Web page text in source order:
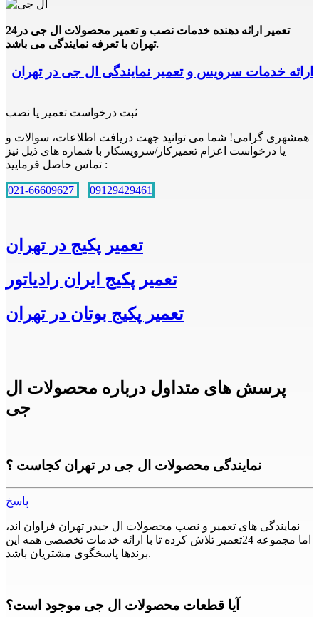
24تعمیر ارائه دهنده خدمات نصب و تعمیر محصولات ال جی در
تهران با تعرفه نمایندگی می باشد.
ارائه خدمات سرویس و تعمیر نمایندگی ال جی در تهران
ثبت درخواست تعمیر یا نصب
همشهری گرامی! شما می توانید جهت دریافت اطلاعات، سوالات و
یا درخواست اعزام تعمیرکار/سرویسکار با شماره های ذیل نیز
تماس حاصل فرمایید :
021-66609627 09129429461
تعمیر پکیج در تهران
تعمیر پکیج ایران رادیاتور
تعمیر پکیج بوتان در تهران
پرسش های متداول درباره محصولات ال
جی
نمایندگی محصولات ال جی در تهران کجاست ؟
پاسخ
نمایندگی های تعمیر و نصب محصولات ال جیدر تهران فراوان اند،
اما مجموعه 24تعمیر تلاش کرده تا با ارائه خدمات تخصصی همه این
برندها پاسخگوی مشتریان باشد.
آیا قطعات محصولات ال جی موجود است؟